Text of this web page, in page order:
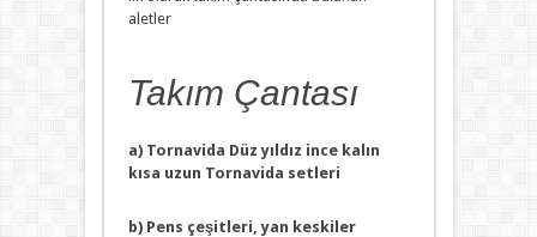
aletler
Takım Çantası
a) Tornavida Düz yıldız ince kalın
kısa uzun Tornavida setleri
b) Pens çeşitleri, yan keskiler